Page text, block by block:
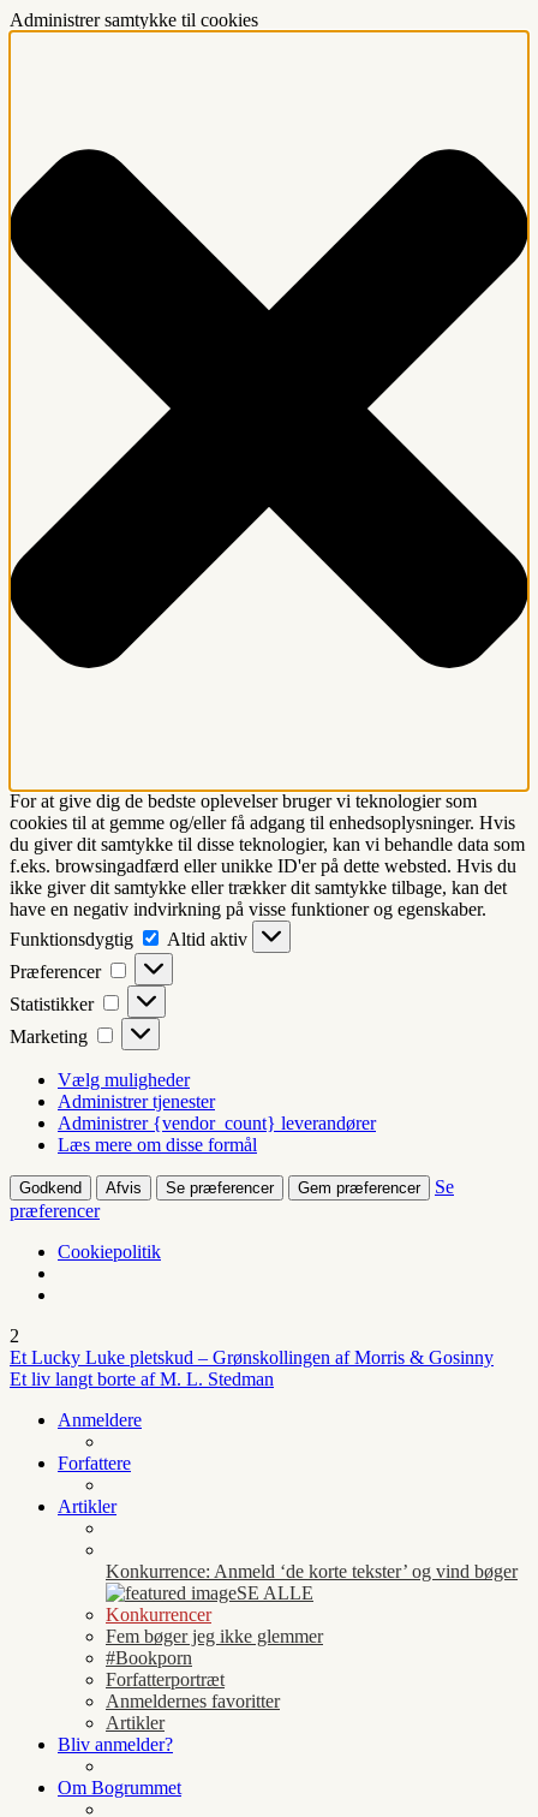
Administrer samtykke til cookies
For at give dig de bedste oplevelser bruger vi teknologier som
cookies til at gemme og/eller få adgang til enhedsoplysninger. Hvis
du giver dit samtykke til disse teknologier, kan vi behandle data som
f.eks. browsingadfærd eller unikke ID'er på dette websted. Hvis du
ikke giver dit samtykke eller trækker dit samtykke tilbage, kan det
have en negativ indvirkning på visse funktioner og egenskaber.
Funktionsdygtig
Funktionsdygtig
Altid aktiv
Præferencer
Præferencer
Statistikker Statistikker
Marketing Marketing
Vælg muligheder
Administrer tjenester
Administrer {vendor_count} leverandører
Læs mere om disse formål
Godkend Afvis Se præferencer Gem præferencer
Se
præferencer
Cookiepolitik
2
Et Lucky Luke pletskud – Grønskollingen af Morris & Gosinny
Et liv langt borte af M. L. Stedman
Anmeldere
Forfattere
Artikler
Konkurrence: Anmeld ‘de korte tekster’ og vind bøger
SE ALLE
Konkurrencer
Fem bøger jeg ikke glemmer
#Bookporn
Forfatterportræt
Anmeldernes favoritter
Artikler
Bliv anmelder?
Om Bogrummet